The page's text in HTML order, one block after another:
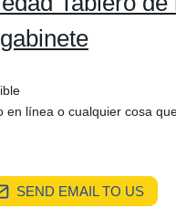
en línea o cualquier cosa
SEND EMAIL TO US